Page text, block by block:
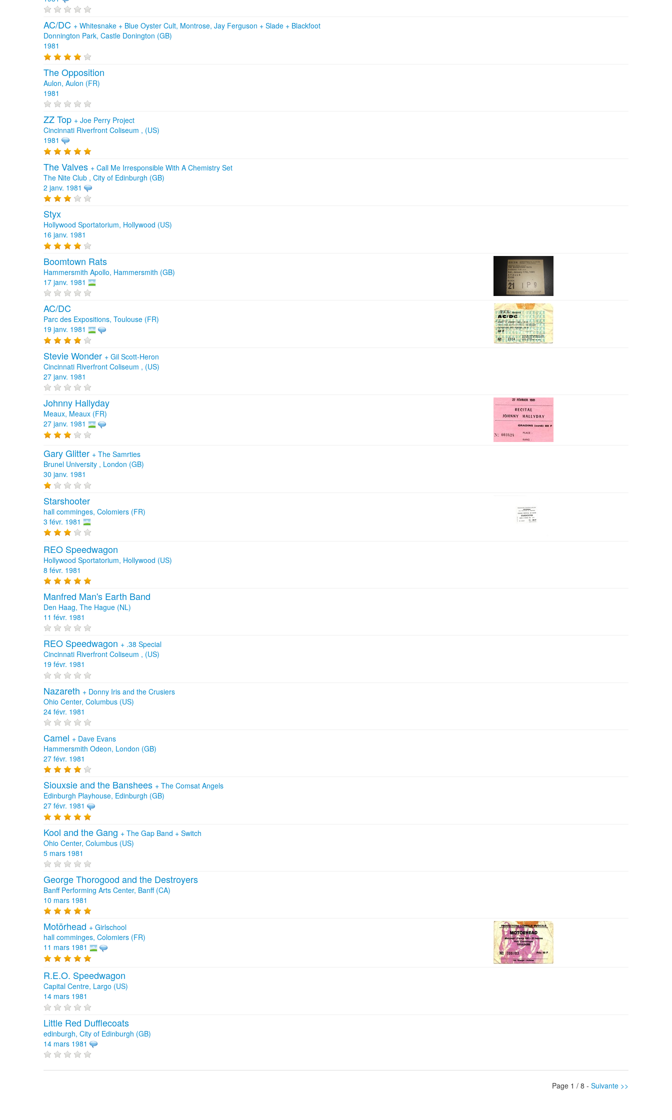
AC/DC + Whitesnake + Blue Oyster Cult, Montrose, Jay Ferguson + Slade + Blackfoot
Donnington Park, Castle Donington (GB)
1981
The Opposition
Aulon, Aulon (FR)
1981
ZZ Top + Joe Perry Project
Cincinnati Riverfront Coliseum , (US)
1981
The Valves + Call Me Irresponsible With A Chemistry Set
The Nite Club , City of Edinburgh (GB)
2 janv. 1981
Styx
Hollywood Sportatorium, Hollywood (US)
16 janv. 1981
Boomtown Rats
Hammersmith Apollo, Hammersmith (GB)
17 janv. 1981
AC/DC
Parc des Expositions, Toulouse (FR)
19 janv. 1981
Stevie Wonder + Gil Scott-Heron
Cincinnati Riverfront Coliseum , (US)
27 janv. 1981
Johnny Hallyday
Meaux, Meaux (FR)
27 janv. 1981
Gary Glitter + The Samrties
Brunel University , London (GB)
30 janv. 1981
Starshooter
hall comminges, Colomiers (FR)
3 févr. 1981
REO Speedwagon
Hollywood Sportatorium, Hollywood (US)
8 févr. 1981
Manfred Man's Earth Band
Den Haag, The Hague (NL)
11 févr. 1981
REO Speedwagon + .38 Special
Cincinnati Riverfront Coliseum , (US)
19 févr. 1981
Nazareth + Donny Iris and the Crusiers
Ohio Center, Columbus (US)
24 févr. 1981
Camel + Dave Evans
Hammersmith Odeon, London (GB)
27 févr. 1981
Siouxsie and the Banshees + The Comsat Angels
Edinburgh Playhouse, Edinburgh (GB)
27 févr. 1981
Kool and the Gang + The Gap Band + Switch
Ohio Center, Columbus (US)
5 mars 1981
George Thorogood and the Destroyers
Banff Performing Arts Center, Banff (CA)
10 mars 1981
Motörhead + Girlschool
hall comminges, Colomiers (FR)
11 mars 1981
R.E.O. Speedwagon
Capital Centre, Largo (US)
14 mars 1981
Little Red Dufflecoats
edinburgh, City of Edinburgh (GB)
14 mars 1981
Page 1 / 8 - Suivante >>